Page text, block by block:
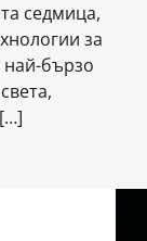
седмица,
за
бързо